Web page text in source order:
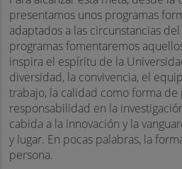
presentamos unos programas
adaptados a las circunstancias
programas fomentaremos
inspira el espíritu de la
diversidad, la convivencia, el
trabajo, la calidad como forma de
responsabilidad en la
cabida a la innovación y la
y lugar. En pocas palabras, la
persona.